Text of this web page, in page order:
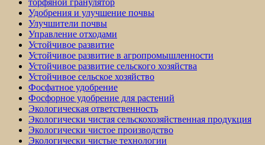
торфяной гранулятор
Удобрения и улучшение почвы
Улучшители почвы
Управление отходами
Устойчивое развитие
Устойчивое развитие в агропромышленности
Устойчивое развитие сельского хозяйства
Устойчивое сельское хозяйство
Фосфатное удобрение
Фосфорное удобрение для растений
Экологическая ответственность
Экологически чистая сельскохозяйственная продукция
Экологически чистое производство
Экологически чистые технологии